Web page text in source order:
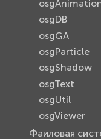
osgDB
osgGA
osgParticle
osgShadow
osgText
osgUtil
osgViewer
Фаиловая